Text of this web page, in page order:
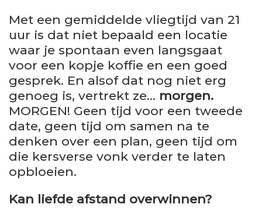
Met een gemiddelde vliegtijd van 21
uur is dat niet bepaald een locatie
waar je spontaan even langsgaat
voor een kopje koffie en een goed
gesprek. En alsof dat nog niet erg
genoeg is, vertrekt ze… morgen.
MORGEN! Geen tijd voor een tweede
date, geen tijd om samen na te
denken over een plan, geen tijd om
die kersverse vonk verder te laten
opbloeien.
Kan liefde afstand overwinnen?